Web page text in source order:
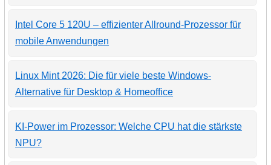
Intel Core 5 120U – effizienter Allround-Prozessor für
mobile Anwendungen
Linux Mint 2026: Die für viele beste Windows-
Alternative für Desktop & Homeoffice
KI-Power im Prozessor: Welche CPU hat die stärkste
NPU?